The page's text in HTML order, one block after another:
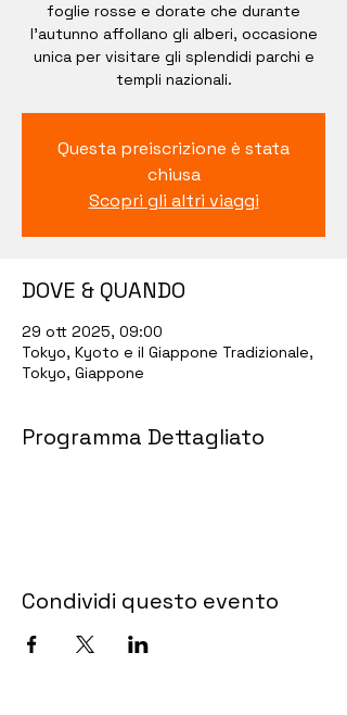
foglie rosse e dorate che durante
l'autunno affollano gli alberi, occasione
unica per visitare gli splendidi parchi e
templi nazionali.
Questa preiscrizione è stata
chiusa
Scopri gli altri viaggi
DOVE & QUANDO
29 ott 2025, 09:00
Tokyo, Kyoto e il Giappone Tradizionale,
Tokyo, Giappone
Programma Dettagliato
Condividi questo evento